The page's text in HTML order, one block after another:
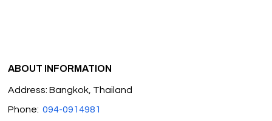
ABOUT INFORMATION
Address: Bangkok, Thailand
Phone: 094-0914981